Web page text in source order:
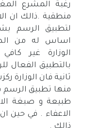
رغبة المشرع
منطقية .ذالك ان
لتطبيق الرسم
اساس له من
الوزارة غير
بالتطبيق
ثانية فان الوزارة
منها تطبيق
طبيعة و صبغة
الاعفاء . في حين